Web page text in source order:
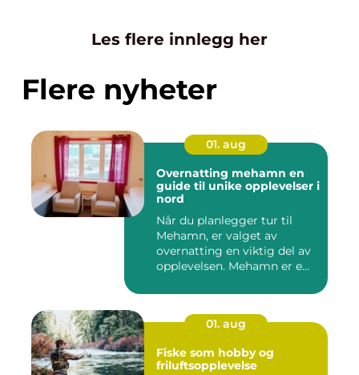
Les flere innlegg her
Flere nyheter
01. aug
Overnatting mehamn en
guide til unike opplevelser i
nord
Når du planlegger tur til
Mehamn, er valget av
overnatting en viktig del av
opplevelsen. Mehamn er e...
01. aug
Fiske som hobby og
friluftsopplevelse